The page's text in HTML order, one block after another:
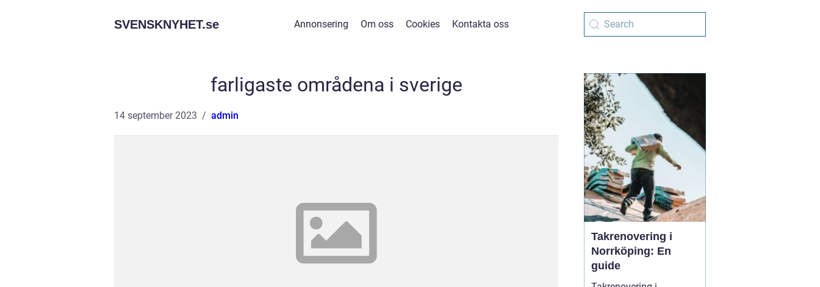
SVENSKNYHET.se Annonsering Om oss Cookies Kontakta oss
farligaste områdena i sverige
14 september 2023 admin
Takrenovering i
Norrköping: En
guide